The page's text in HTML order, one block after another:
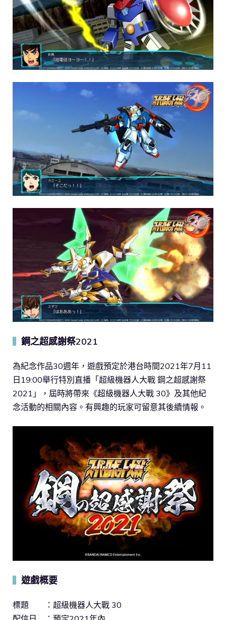
鋼之超感謝祭2021
為紀念作品30週年，遊戲預定於港台時間2021年7月11
日19:00舉行特別直播「超級機器人大戰 鋼之超感謝祭
2021」，屆時將帶來《超級機器人大戰 30》及其他紀
念活動的相關內容。有興趣的玩家可留意其後續情報。
遊戲概要
標題 ：超級機器人大戰 30